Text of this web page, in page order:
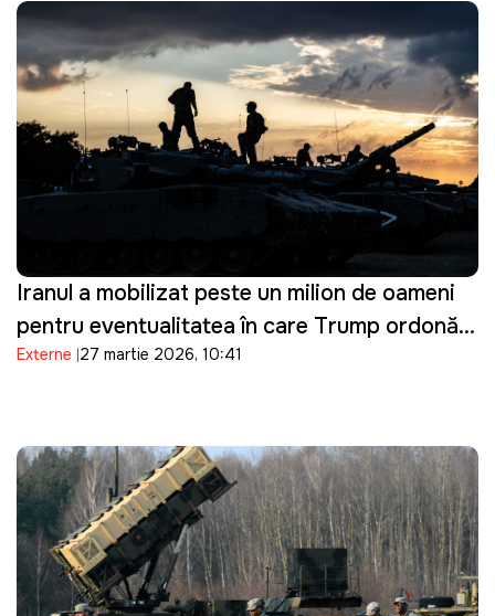
Iranul a mobilizat peste un milion de oameni
pentru eventualitatea în care Trump ordonă o
invazie terestră
Externe 27 martie 2026, 10:41